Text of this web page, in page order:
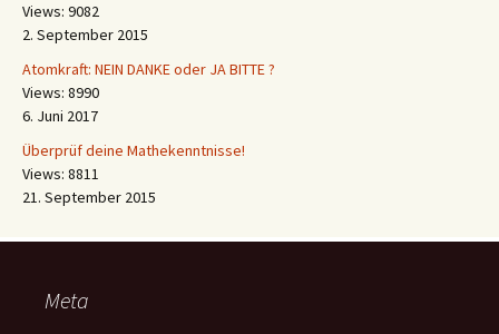
Views: 9082
2. September 2015
Atomkraft: NEIN DANKE oder JA BITTE ?
Views: 8990
6. Juni 2017
Überprüf deine Mathekenntnisse!
Views: 8811
21. September 2015
Meta